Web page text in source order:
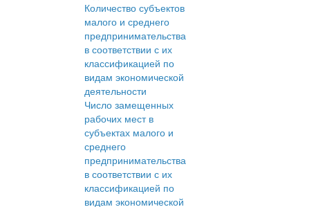
Количество субъектов
малого и среднего
предпринимательства
в соответствии с их
классификацией по
видам экономической
деятельности
Число замещенных
рабочих мест в
субъектах малого и
среднего
предпринимательства
в соответствии с их
классификацией по
видам экономической